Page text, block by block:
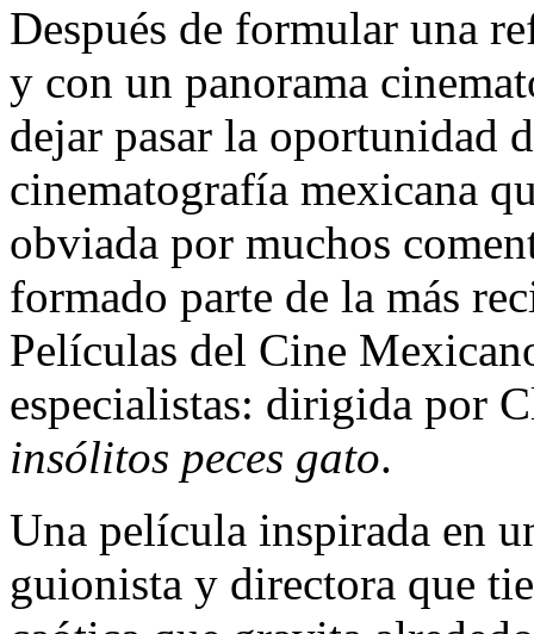
Después de formular una
y con un panorama
dejar pasar la oportunidad
cinematografía mexicana
obviada por muchos
formado parte de la más
Películas del Cine
especialistas: dirigida por
insólitos peces gato.
Una película inspirada en
guionista y directora que